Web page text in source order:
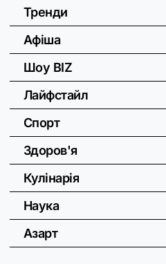
Тренди
Афіша
Шоу BIZ
Лайфстайл
Спорт
Здоров'я
Кулінарія
Наука
Азарт